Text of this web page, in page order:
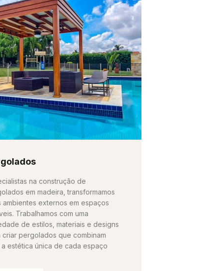
na construção de
em madeira, transformamos
ambientes externos em espaços
Trabalhamos com uma
de estilos, materiais e designs
criar pergolados que combinam
a estética única de cada espaço